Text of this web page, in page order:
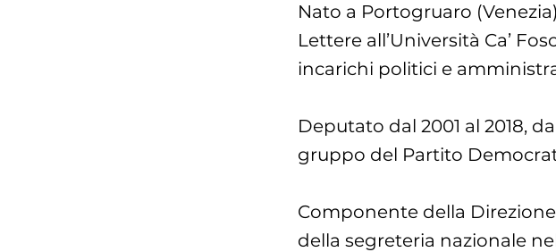
Nato a Portogruaro
Lettere all’Università Ca’
incarichi politici e
Deputato dal 2001 al 2018,
gruppo del Partito
Componente della
della segreteria nazionale